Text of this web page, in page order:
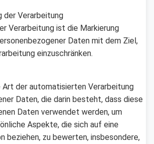
der Verarbeitung
Verarbeitung ist die Markierung
Daten mit dem Ziel,
einzuschränken.
der automatisierten Verarbeitung
Daten, die darin besteht, dass diese
Daten verwendet werden, um
Aspekte, die sich auf eine
beziehen, zu bewerten, insbesondere,